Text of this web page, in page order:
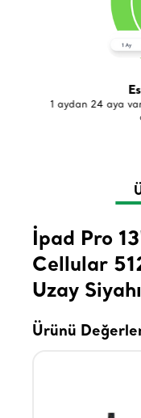
1 aydan 24 aya
İpad Pro
Cellular
Uzay
Ürünü